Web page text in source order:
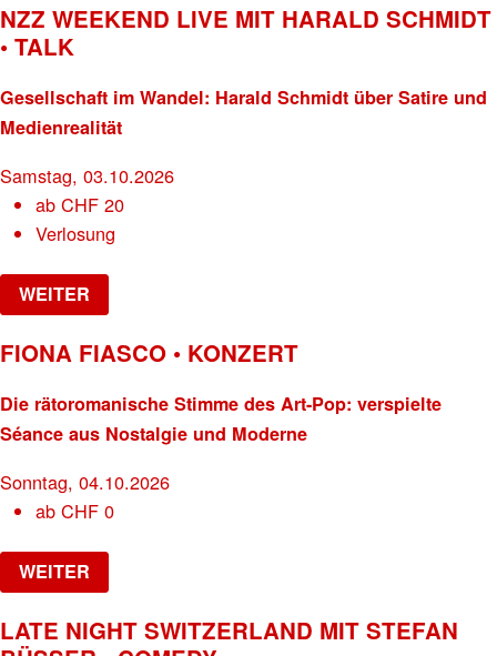
NZZ WEEKEND LIVE MIT HARALD SCHMIDT
• TALK
Gesellschaft im Wandel: Harald Schmidt über Satire und
Medienrealität
Samstag, 03.10.2026
abCHF 20
Verlosung
WEITER
FIONA FIASCO • KONZERT
Die rätoromanische Stimme des Art-Pop: verspielte
Séance aus Nostalgie und Moderne
Sonntag, 04.10.2026
abCHF 0
WEITER
LATE NIGHT SWITZERLAND MIT STEFAN